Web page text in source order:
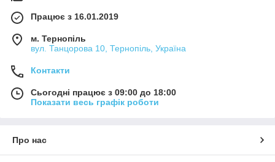
Працює з 16.01.2019
м. Тернопіль
вул. Танцорова 10, Тернопіль, Україна
Контакти
Сьогодні працює з 09:00 до 18:00
Показати весь графік роботи
Про нас